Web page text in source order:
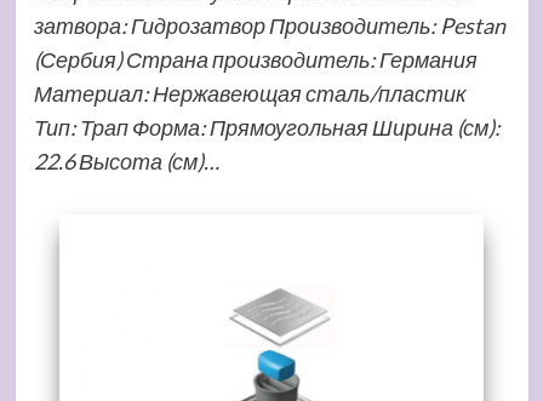
затвора: Гидрозатвор Производитель: Pestan
(Сербия) Страна производитель: Германия
Материал: Нержавеющая сталь/пластик
Тип: Трап Форма: Прямоугольная Ширина (см):
22.6 Высота (см)…